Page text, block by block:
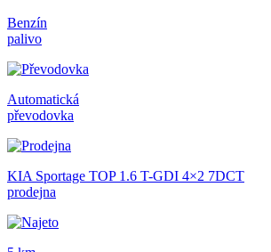
Benzín
palivo
Automatická
převodovka
KIA Sportage TOP 1.6 T-GDI 4×2 7DCT
prodejna